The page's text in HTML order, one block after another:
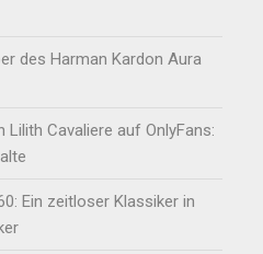
des Harman Kardon Aura
Lilith Cavaliere auf OnlyFans:
Ein zeitloser Klassiker in